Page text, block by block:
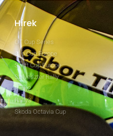
Hírek
GT Cup Series
Clio Cup Europe
Swift Cup Europe
Szilveszter Rally
Rally2
Rally3
Skoda Octavia Cup